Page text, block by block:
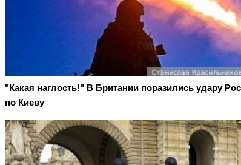
"Какая наглость!" В Британии поразились удару
по Киеву